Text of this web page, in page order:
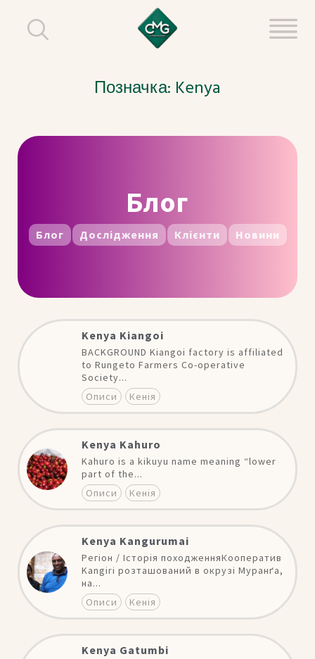
Позначка: Kenya
Блог
Блог Дослідження Клієнти Новини
Kenya Kiangoi
BACKGROUND Kiangoi factory is affiliated
to Rungeto Farmers Co-operative
Society...
Описи
Кенія
Kenya Kahuro
Kahuro is a kikuyu name meaning “lower
part of the...
Описи
Кенія
Kenya Kangurumai
Регіон / Історія походженняКооператив
Kangiri розташований в окрузі Муранґа,
на...
Описи
Кенія
Kenya Gatumbi